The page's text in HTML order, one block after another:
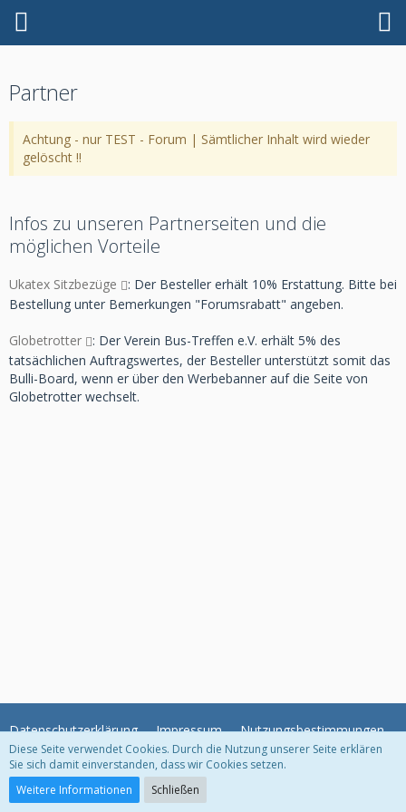
Partner
Achtung - nur TEST - Forum | Sämtlicher Inhalt wird wieder
gelöscht !!
Infos zu unseren Partnerseiten und die
möglichen Vorteile
Ukatex Sitzbezüge
: Der Besteller erhält 10% Erstattung. Bitte bei
Bestellung unter Bemerkungen "Forumsrabatt" angeben.
Globetrotter
: Der Verein Bus-Treffen e.V. erhält 5% des
tatsächlichen Auftragswertes, der Besteller unterstützt somit das
Bulli-Board, wenn er über den Werbebanner auf die Seite von
Globetrotter wechselt.
Datenschutzerklärung Impressum Nutzungsbestimmungen
Community-Software:
Diese Seite verwendet Cookies. Durch die Nutzung unserer Seite erklären
Sie sich damit einverstanden, dass wir Cookies setzen.
Weitere Informationen
Schließen